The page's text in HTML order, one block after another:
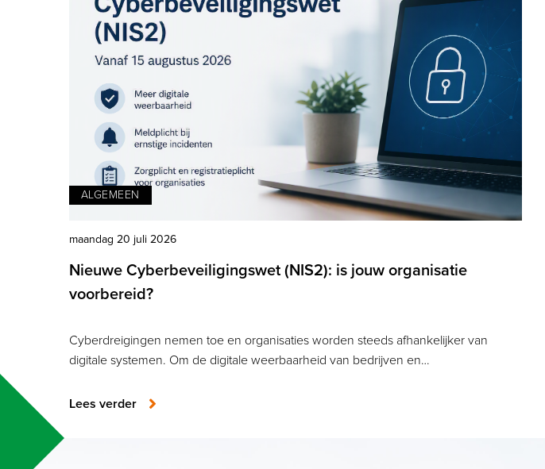
ALGEMEEN
maandag 20 juli 2026
Nieuwe Cyberbeveiligingswet (NIS2): is jouw organisatie
voorbereid?
Cyberdreigingen nemen toe en organisaties worden steeds afhankelijker van
digitale systemen. Om de digitale weerbaarheid van bedrijven en…
Lees verder